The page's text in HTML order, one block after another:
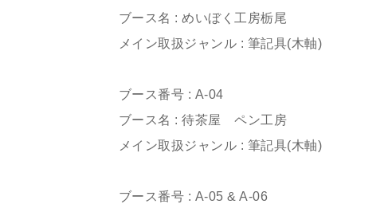
ブース名 : めいぼく工房栃尾
メイン取扱ジャンル : 筆記具(木軸)
ブース番号 : A-04
ブース名 : 待茶屋 ペン工房
メイン取扱ジャンル : 筆記具(木軸)
ブース番号 : A-05 & A-06